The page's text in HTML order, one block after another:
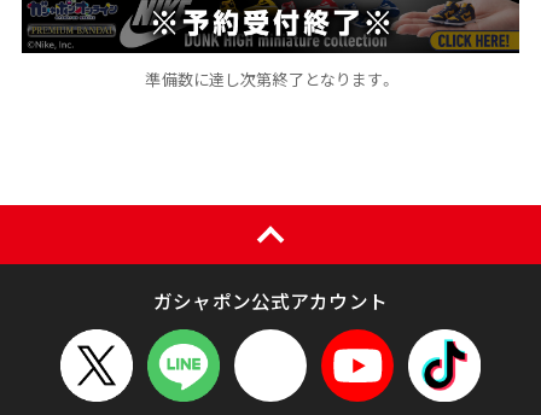
準備数に達し次第終了となります。
ガシャポン公式アカウント